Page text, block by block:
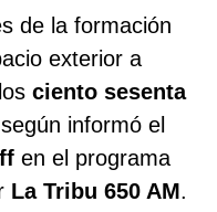
de la formación
exterior a
ciento sesenta
informó el
en el programa
La Tribu 650 AM.